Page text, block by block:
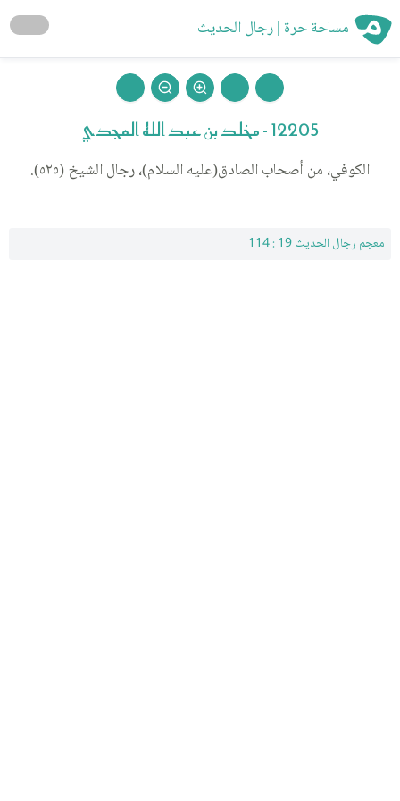
مساحة حرة | رجال الحديث
12205 - مخلد بن عبد الله المجدي
الكوفي، من أصحاب الصادق(عليه السلام)، رجال الشيخ (٥٢٥).
معجم رجال الحديث 19 : 114